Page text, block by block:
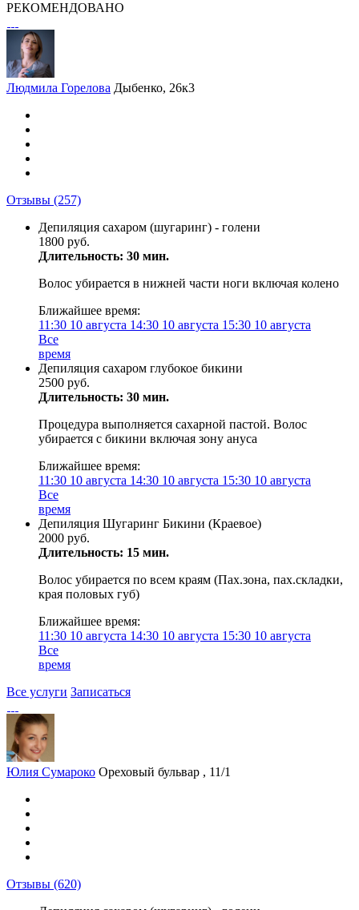
РЕКОМЕНДОВАНО
Людмила Горелова Дыбенко, 26к3
Отзывы (257)
Депиляция сахаром (шугаринг) - голени
1800 руб.
Длительность: 30 мин.
Волос убирается в нижней части ноги включая колено
Ближайшее время:
11:30 10 августа 14:30 10 августа 15:30 10 августа
Все
время
Депиляция сахаром глубокое бикини
2500 руб.
Длительность: 30 мин.
Процедура выполняется сахарной пастой. Волос
убирается с бикини включая зону ануса
Ближайшее время:
11:30 10 августа 14:30 10 августа 15:30 10 августа
Все
время
Депиляция Шугаринг Бикини (Краевое)
2000 руб.
Длительность: 15 мин.
Волос убирается по всем краям (Пах.зона, пах.складки,
края половых губ)
Ближайшее время:
11:30 10 августа 14:30 10 августа 15:30 10 августа
Все
время
Все услуги Записаться
Юлия Сумароко Ореховый бульвар , 11/1
Отзывы (620)